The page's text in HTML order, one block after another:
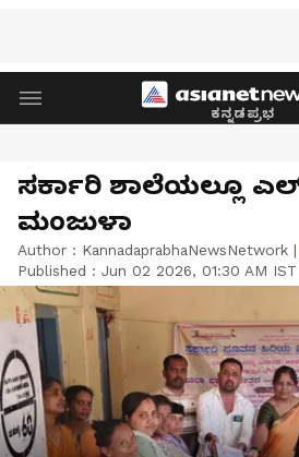
ಕನ್ನಡಪ್ರಭ
ಸರ್ಕಾರಿ ಶಾಲೆಯಲ್ಲೂ
ಮಂಜುಳಾ
Author : KannadaprabhaNewsNetwork |
Published : Jun 02 2026, 01:30 AM IST